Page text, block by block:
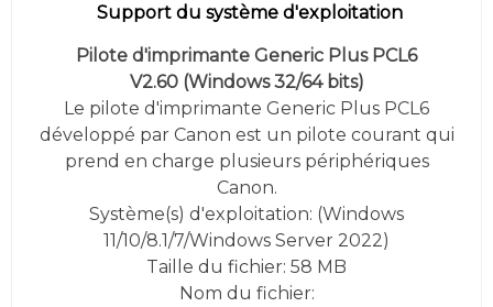
Support du système d'exploitation
Pilote d'imprimante Generic Plus PCL6
V2.60 (Windows 32/64 bits)
Le pilote d'imprimante Generic Plus PCL6
développé par Canon est un pilote courant qui
prend en charge plusieurs périphériques
Canon.
Système(s) d'exploitation: (Windows
11/10/8.1/7/Windows Server 2022)
Taille du fichier: 58 MB
Nom du fichier: